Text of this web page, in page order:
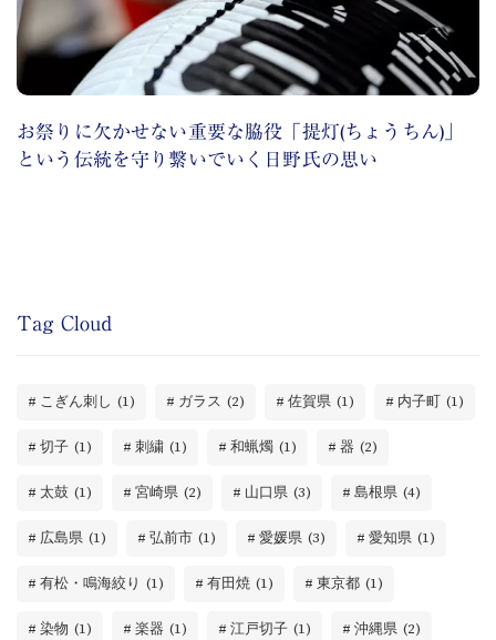
お祭りに欠かせない重要な脇役「提灯(ちょうちん)」
という伝統を守り繋いでいく日野氏の思い
Tag Cloud
こぎん刺し (1) ガラス (2) 佐賀県 (1) 内子町 (1)
切子 (1) 刺繍 (1) 和蝋燭 (1) 器 (2)
太鼓 (1) 宮崎県 (2) 山口県 (3) 島根県 (4)
広島県 (1) 弘前市 (1) 愛媛県 (3) 愛知県 (1)
有松・鳴海絞り (1) 有田焼 (1) 東京都 (1)
染物 (1) 楽器 (1) 江戸切子 (1) 沖縄県 (2)